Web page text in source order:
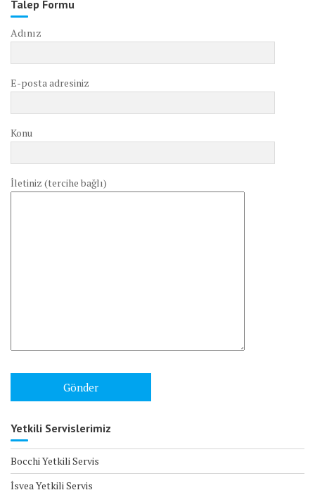
Talep Formu
Adınız
E-posta adresiniz
Konu
İletiniz (tercihe bağlı)
Yetkili Servislerimiz
Bocchi Yetkili Servis
İsvea Yetkili Servis